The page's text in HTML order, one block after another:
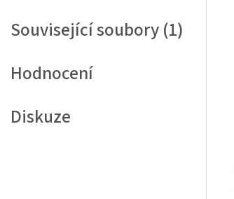
Související soubory (1)
Hodnocení
Diskuze